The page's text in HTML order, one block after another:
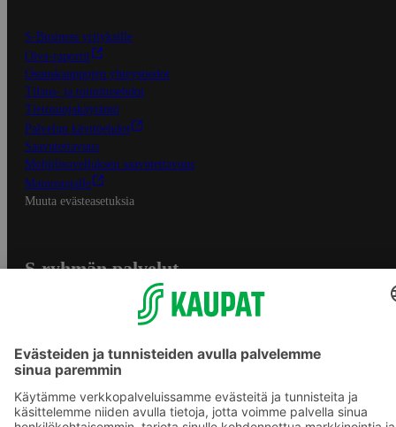
S-Business yrityksille
Oiva-raportit
Osuuskauppojen yhteystiedot
Tilaus- ja toimitusehdot
Tietosuojakäytäntö
Palvelun käyttöehdot
Saavutettavuus
Mobiilisovelluksen saavutettavuus
Mainostajalle
Muuta evästeasetuksia
S-ryhmän palvelut
Yhteishyvä Ruoka -sovellus
S-ostoslista -sovellus
Prisma.fi
Sokos.fi